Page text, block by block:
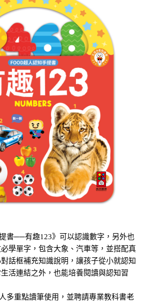
提書──有趣123》可以認識數字，另外也
學單字，包含大象、汽車等，並搭配真
話框補充知識說明，讓孩子從小就認知
活連結之外，也能培養閱讀與認知習
多重點讀筆使用，並聘請專業教科書老